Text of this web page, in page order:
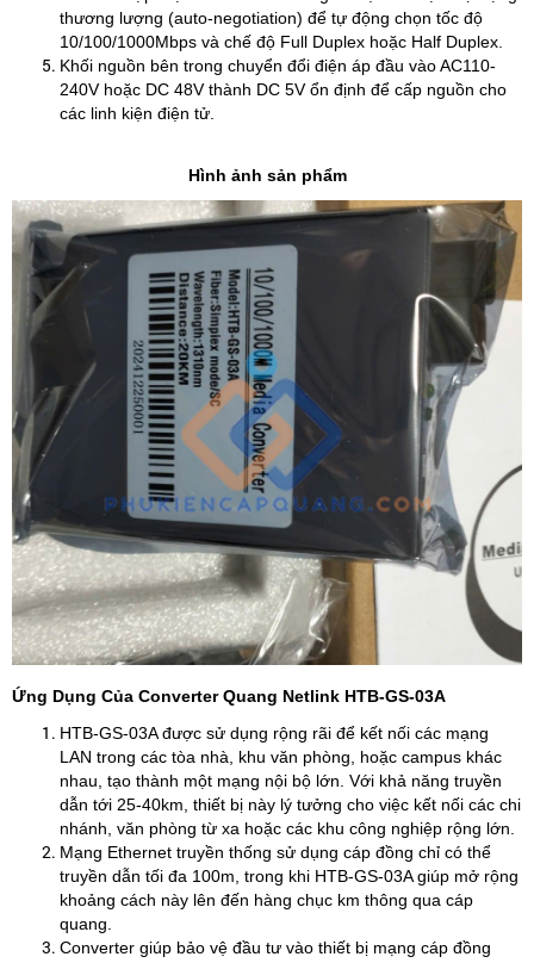
thương lượng (auto-negotiation) để tự động chọn tốc độ
10/100/1000Mbps và chế độ Full Duplex hoặc Half Duplex.
​Khối nguồn bên trong chuyển đổi điện áp đầu vào AC110-
240V hoặc DC 48V thành DC 5V ổn định để cấp nguồn cho
các linh kiện điện tử.
Hình ảnh sản phẩm
Ứng Dụng Của Converter Quang Netlink HTB-GS-03A
HTB-GS-03A được sử dụng rộng rãi để kết nối các mạng
LAN trong các tòa nhà, khu văn phòng, hoặc campus khác
nhau, tạo thành một mạng nội bộ lớn. Với khả năng truyền
dẫn tới 25-40km, thiết bị này lý tưởng cho việc kết nối các chi
nhánh, văn phòng từ xa hoặc các khu công nghiệp rộng lớn.
​Mạng Ethernet truyền thống sử dụng cáp đồng chỉ có thể
truyền dẫn tối đa 100m, trong khi HTB-GS-03A giúp mở rộng
khoảng cách này lên đến hàng chục km thông qua cáp
quang.
​Converter giúp bảo vệ đầu tư vào thiết bị mạng cáp đồng